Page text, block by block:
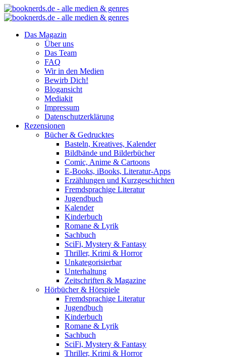
Das Magazin
Über uns
Das Team
FAQ
Wir in den Medien
Bewirb Dich!
Blogansicht
Mediakit
Impressum
Datenschutzerklärung
Rezensionen
Bücher & Gedrucktes
Basteln, Kreatives, Kalender
Bildbände und Bilderbücher
Comic, Anime & Cartoons
E-Books, iBooks, Literatur-Apps
Erzählungen und Kurzgeschichten
Fremdsprachige Literatur
Jugendbuch
Kalender
Kinderbuch
Romane & Lyrik
Sachbuch
SciFi, Mystery & Fantasy
Thriller, Krimi & Horror
Unkategorisierbar
Unterhaltung
Zeitschriften & Magazine
Hörbücher & Hörspiele
Fremdsprachige Literatur
Jugendbuch
Kinderbuch
Romane & Lyrik
Sachbuch
SciFi, Mystery & Fantasy
Thriller, Krimi & Horror